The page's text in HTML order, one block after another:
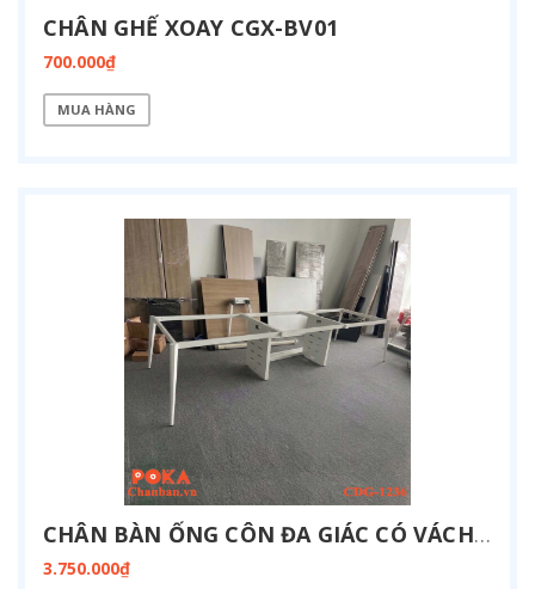
CHÂN GHẾ XOAY CGX-BV01
700.000₫
MUA HÀNG
CHÂN BÀN ỐNG CÔN ĐA GIÁC CÓ VÁCH ĐIỆN 1200X3600MM CDG-1236-BOX
3.750.000₫